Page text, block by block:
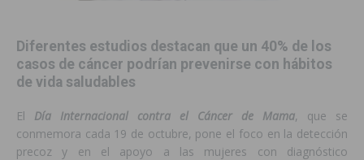
Diferentes estudios destacan que un 40% de los
casos de cáncer podrían prevenirse con hábitos
de vida saludables
El Día Internacional contra el Cáncer de Mama, que se
conmemora cada 19 de octubre, pone el foco en la detección
precoz y en el apoyo a las mujeres con diagnóstico